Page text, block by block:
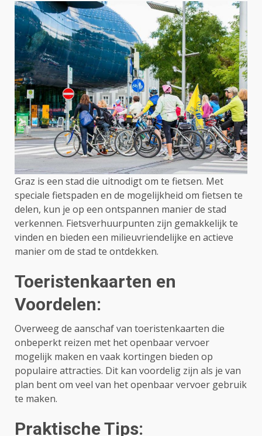
Graz is een stad die uitnodigt om te fietsen. Met
speciale fietspaden en de mogelijkheid om fietsen te
delen, kun je op een ontspannen manier de stad
verkennen. Fietsverhuurpunten zijn gemakkelijk te
vinden en bieden een milieuvriendelijke en actieve
manier om de stad te ontdekken.
Toeristenkaarten en
Voordelen:
Overweeg de aanschaf van toeristenkaarten die
onbeperkt reizen met het openbaar vervoer
mogelijk maken en vaak kortingen bieden op
populaire attracties. Dit kan voordelig zijn als je van
plan bent om veel van het openbaar vervoer gebruik
te maken.
Praktische Tips: